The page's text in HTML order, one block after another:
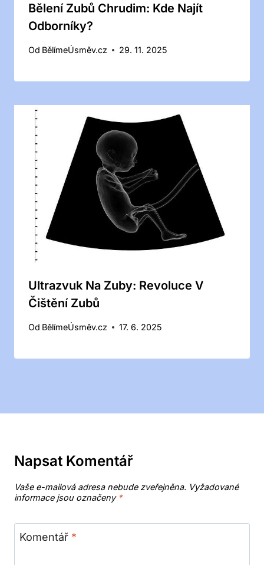
Bělení Zubů Chrudim: Kde Najít
Odborníky?
Od BělímeÚsměv.cz 29. 11. 2025
Ultrazvuk Na Zuby: Revoluce V
Čištění Zubů
Od BělímeÚsměv.cz 17. 6. 2025
Napsat Komentář
Vaše e-mailová adresa nebude zveřejněna. Vyžadované
informace jsou označeny *
Komentář *